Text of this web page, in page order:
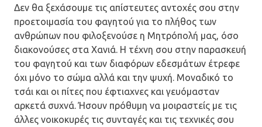
Δεν θα ξεχάσουμε τις απίστευτες αντοχές σου στην
προετοιμασία του φαγητού για το πλήθος των
ανθρώπων που φιλοξενούσε η Μητρόπολή μας, όσο
διακονούσες στα Χανιά. Η τέχνη σου στην παρασκευή
του φαγητού και των διαφόρων εδεσμάτων έτρεφε
όχι μόνο το σώμα αλλά και την ψυχή. Μοναδικό το
τσάι και οι πίτες που έφτιαχνες και γευόμασταν
αρκετά συχνά. Ήσουν πρόθυμη να μοιραστείς με τις
άλλες νοικοκυρές τις συνταγές και τις τεχνικές σου